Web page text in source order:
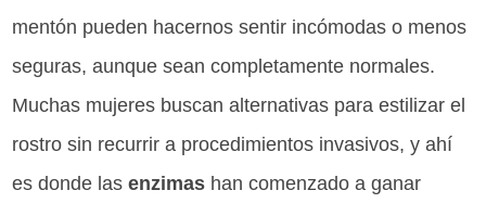
mentón pueden hacernos sentir incómodas o menos
seguras, aunque sean completamente normales.
Muchas mujeres buscan alternativas para estilizar el
rostro sin recurrir a procedimientos invasivos, y ahí
es donde lasenzimas han comenzado a ganar